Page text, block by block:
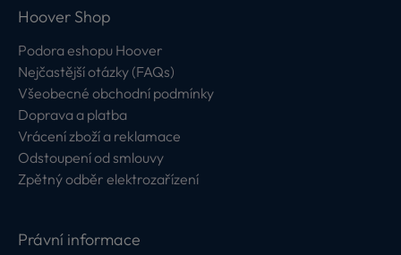
Hoover Shop
Podora eshopu Hoover
Nejčastější otázky (FAQs)
Všeobecné obchodní podmínky
Doprava a platba
Vrácení zboží a reklamace
Odstoupení od smlouvy
Zpětný odběr elektrozařízení
Právní informace